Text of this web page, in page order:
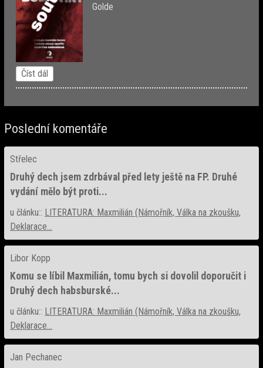
Golde
Číst dál
Poslední komentáře
Střelec
Druhý dech jsem zdrbával před lety ještě na FP. Druhé
vydání mělo být proti...
u článku:: LITERATURA: Maxmilián (Námořník, Válka na zkoušku,
Deklarace...
Libor Kopp
Komu se líbil Maxmilián, tomu bych si dovolil doporučit i
Druhý dech habsburské...
u článku:: LITERATURA: Maxmilián (Námořník, Válka na zkoušku,
Deklarace...
Jan Pechanec